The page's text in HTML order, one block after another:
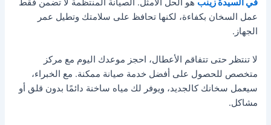
عمل السخان بكفاءة، لكنها تحافظ على سلامتك وتطيل عمر
الجهاز.
لا تنتظر حتى تتفاقم الأعطال، احجز موعدك اليوم مع مركز
متخصص للحصول على أفضل خدمة صيانة ممكنة. مع الخبراء،
سيعمل سخانك كالجديد، ويوفر لك مياه ساخنة دائمًا بدون قلق أو
مشاكل.